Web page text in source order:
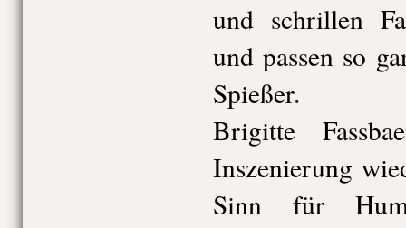
und schrillen
und passen so
Spießer.
Brigitte
Inszenierung
Sinn für